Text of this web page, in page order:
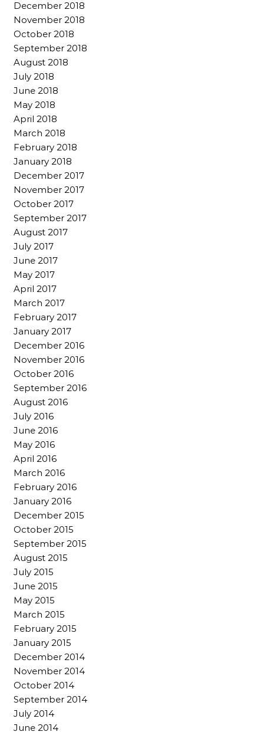
December 2018
November 2018
October 2018
September 2018
August 2018
July 2018
June 2018
May 2018
April 2018
March 2018
February 2018
January 2018
December 2017
November 2017
October 2017
September 2017
August 2017
July 2017
June 2017
May 2017
April 2017
March 2017
February 2017
January 2017
December 2016
November 2016
October 2016
September 2016
August 2016
July 2016
June 2016
May 2016
April 2016
March 2016
February 2016
January 2016
December 2015
October 2015
September 2015
August 2015
July 2015
June 2015
May 2015
March 2015
February 2015
January 2015
December 2014
November 2014
October 2014
September 2014
July 2014
June 2014